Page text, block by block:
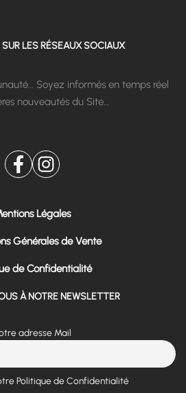
LES RÉSEAUX SOCIAUX
Soyez informés en temps réel
nouveautés du Site…
Légales
Générales de Vente
de Confidentialité
À NOTRE NEWSLETTER
adresse Mail
Politique de Confidentialité